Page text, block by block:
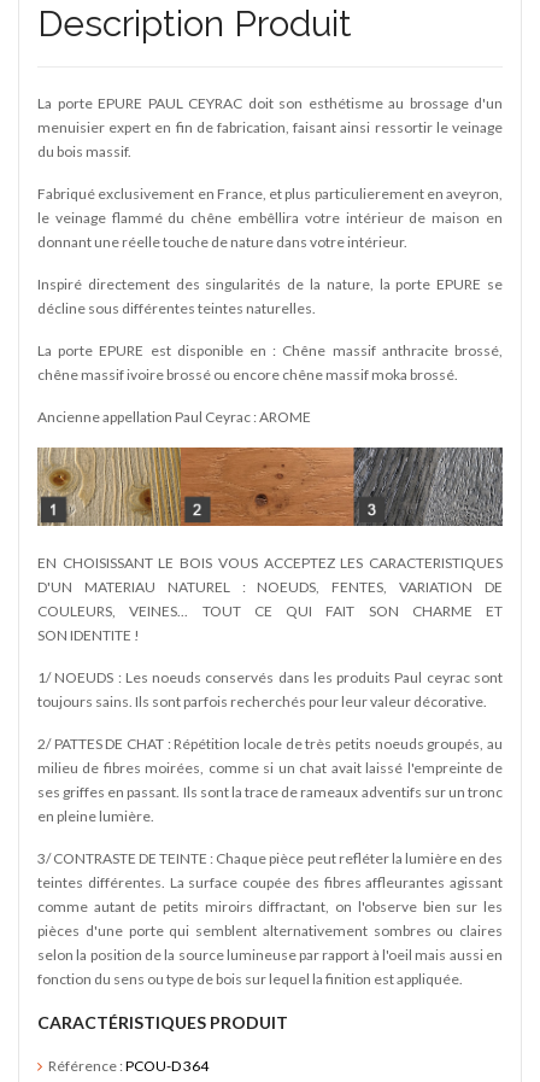
Description Produit
La porte EPURE PAUL CEYRAC doit son esthétisme au brossage d'un
menuisier expert en fin de fabrication, faisant ainsi ressortir le veinage
du bois massif.
Fabriqué exclusivement en France, et plus particulierement en aveyron,
le veinage flammé du chêne embêllira votre intérieur de maison en
donnant une réelle touche de nature dans votre intérieur.
Inspiré directement des singularités de la nature, la porte EPURE se
décline sous différentes teintes naturelles.
La porte EPURE est disponible en : Chêne massif anthracite brossé,
chêne massif ivoire brossé ou encore chêne massif moka brossé.
Ancienne appellation Paul Ceyrac : AROME
EN CHOISISSANT LE BOIS VOUS ACCEPTEZ LES CARACTERISTIQUES
D'UN MATERIAU NATUREL : NOEUDS, FENTES, VARIATION DE
COULEURS, VEINES... TOUT CE QUI FAIT SON CHARME ET
SON IDENTITE !
1/ NOEUDS : Les noeuds conservés dans les produits Paul ceyrac sont
toujours sains. Ils sont parfois recherchés pour leur valeur décorative.
2/ PATTES DE CHAT : Répétition locale de très petits noeuds groupés, au
milieu de fibres moirées, comme si un chat avait laissé l'empreinte de
ses griffes en passant. Ils sont la trace de rameaux adventifs sur un tronc
en pleine lumière.
3/ CONTRASTE DE TEINTE : Chaque pièce peut refléter la lumière en des
teintes différentes. La surface coupée des fibres affleurantes agissant
comme autant de petits miroirs diffractant, on l'observe bien sur les
pièces d'une porte qui semblent alternativement sombres ou claires
selon la position de la source lumineuse par rapport à l'oeil mais aussi en
fonction du sens ou type de bois sur lequel la finition est appliquée.
CARACTÉRISTIQUES PRODUIT
Référence : PCOU-D 364